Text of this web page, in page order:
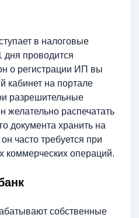
в налоговые
дня проводится
о регистрации ИП вы
кабинет на портале
разрешительные
желательно распечатать
документа хранить на
часто требуется при
коммерческих операций.
собственные